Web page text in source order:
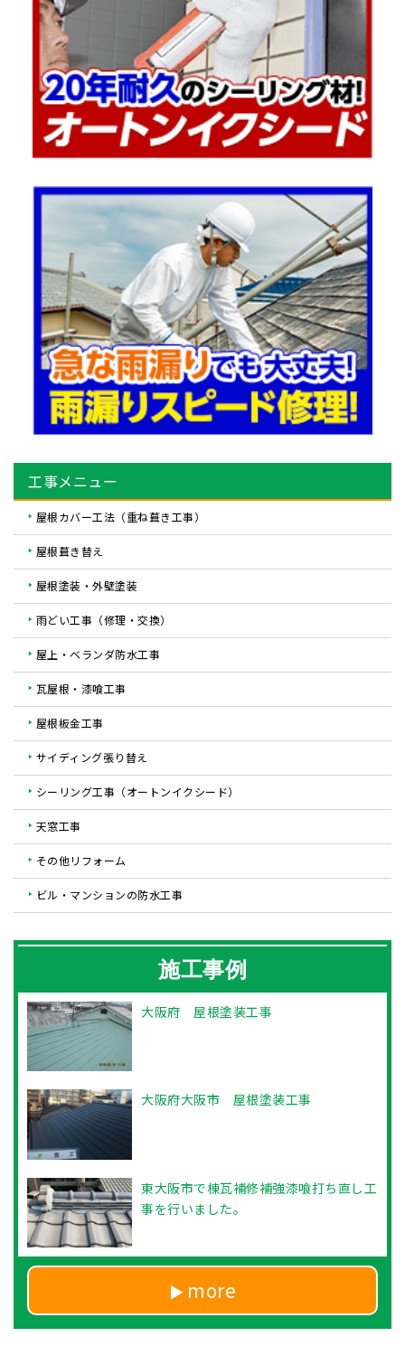
工事メニュー
屋根カバー工法（重ね葺き工事）
屋根葺き替え
屋根塗装・外壁塗装
雨どい工事（修理・交換）
屋上・ベランダ防水工事
瓦屋根・漆喰工事
屋根板金工事
サイディング張り替え
シーリング工事（オートンイクシード）
天窓工事
その他リフォーム
ビル・マンションの防水工事
施工事例
大阪府 屋根塗装工事
大阪府大阪市 屋根塗装工事
東大阪市で棟瓦補修補強漆喰打ち直し工
事を行いました。
more